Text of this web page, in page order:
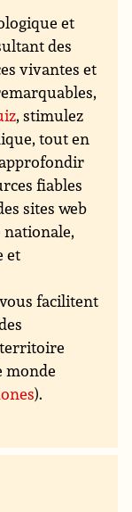
et
des
vivantes et
, stimulez
tout en
fiables
sites web
nationale,
et
facilitent
monde
).